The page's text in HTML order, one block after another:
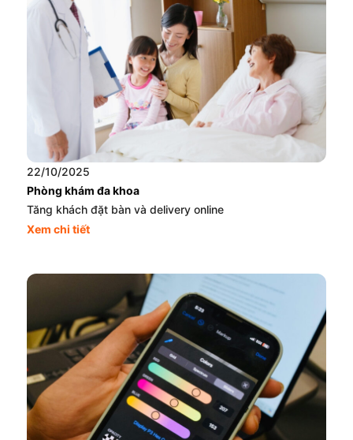
22/10/2025
Phòng khám đa khoa
Tăng khách đặt bàn và delivery online
Xem chi tiết